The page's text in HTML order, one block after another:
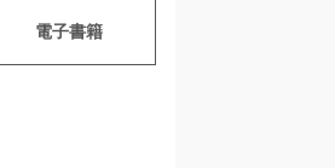
電子書籍